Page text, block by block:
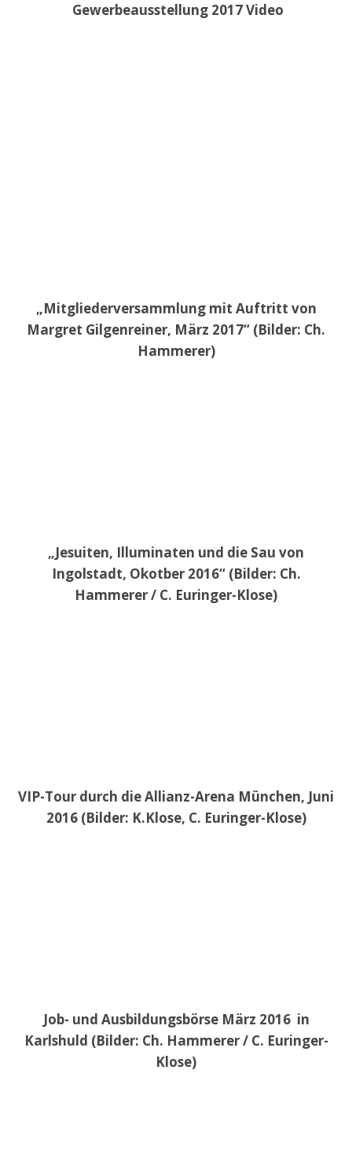
Gewerbeausstellung 2017 Video
„Mitgliederversammlung mit Auftritt von
Margret Gilgenreiner, März 2017“ (Bilder: Ch.
Hammerer)
„Jesuiten, Illuminaten und die Sau von
Ingolstadt, Okotber 2016“ (Bilder: Ch.
Hammerer / C. Euringer-Klose)
VIP-Tour durch die Allianz-Arena München, Juni
2016 (Bilder: K.Klose, C. Euringer-Klose)
Job- und Ausbildungsbörse März 2016 in
Karlshuld (Bilder: Ch. Hammerer / C. Euringer-
Klose)